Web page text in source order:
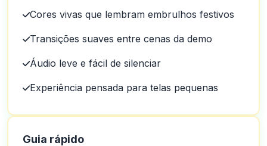
Cores vivas que lembram embrulhos festivos
Transições suaves entre cenas da demo
Áudio leve e fácil de silenciar
Experiência pensada para telas pequenas
Guia rápido